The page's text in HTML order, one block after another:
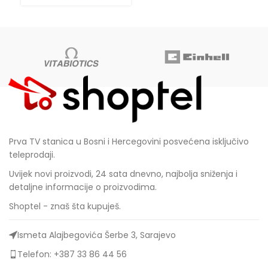
Prva TV stanica u Bosni i Hercegovini posvećena isključivo
teleprodaji.
Uvijek novi proizvodi, 24 sata dnevno, najbolja sniženja i
detaljne informacije o proizvodima.
Shoptel - znaš šta kupuješ.
Ismeta Alajbegovića Šerbe 3, Sarajevo
Telefon: +387 33 86 44 56